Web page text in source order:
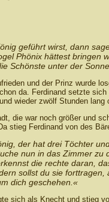
geführt wirst, dann
Phönix hättest bringen
Schönste unter der
und der Prinz wurde
da. Ferdinand setzte
wieder zwölf Stunden lang
die war noch größer und
stieg Ferdinand von des
der hat drei Töchter
nun in das Zimmer zu
die rechte daran,
sollst du sie forttragen,
dich geschehen.«
sich als Knecht und stieg